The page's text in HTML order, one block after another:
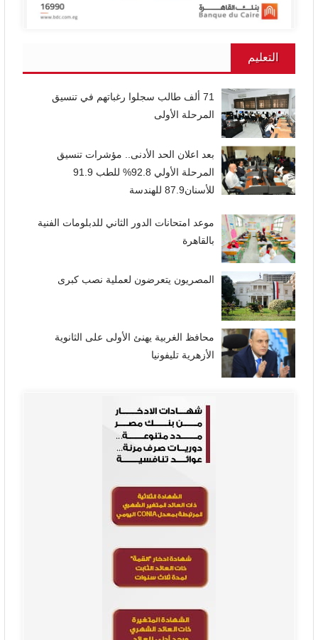
التعليم
71 ألف طالب سجلوا رغباتهم في تنسيق
المرحلة الأولى
بعد اعلان الحد الأدنى.. مؤشرات تنسيق
المرحلة الأولي 92.8% للطب 91.9
للأسنان87.9 للهندسة
موعد امتحانات الدور الثاني للدبلومات الفنية
بالقاهرة
المصريون يتعرضون لعملية نصب كبرى
محافظ الغربية يهنئ الأولى على الثانوية
الأزهرية تليفونيا